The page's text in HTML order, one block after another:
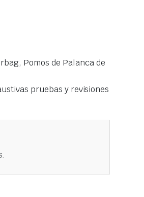
Pomos de Palanca de
pruebas y revisiones